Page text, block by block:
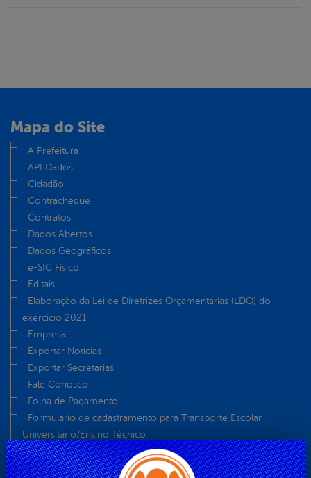
Mapa do Site
A Prefeitura
API Dados
Cidadão
Contracheque
Contratos
Dados Abertos
Dados Geográficos
e-SIC Físico
Editais
Elaboração da Lei de Diretrizes Orçamentárias (LDO) do
exercício 2021
Empresa
Exportar Notícias
Exportar Secretarias
Fale Conosco
Folha de Pagamento
Formulário de cadastramento para Transporte Escolar
Universitário/Ensino Técnico
Glossário
História